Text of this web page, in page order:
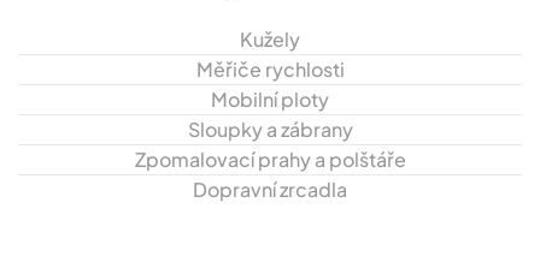
Kužely
Měřiče rychlosti
Mobilní ploty
Sloupky a zábrany
Zpomalovací prahy a polštáře
Dopravní zrcadla